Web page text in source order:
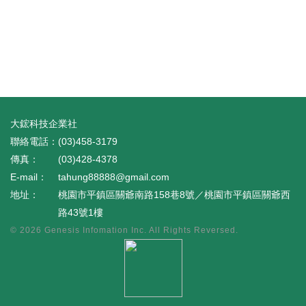
大鋐科技企業社
(03)458-3179
(03)428-4378
tahung88888@gmail.com
桃園市平鎮區關爺南路158巷8號／桃園市平鎮區關爺西
路43號1樓
© 2026 Genesis Infomation Inc. All Rights Reversed.